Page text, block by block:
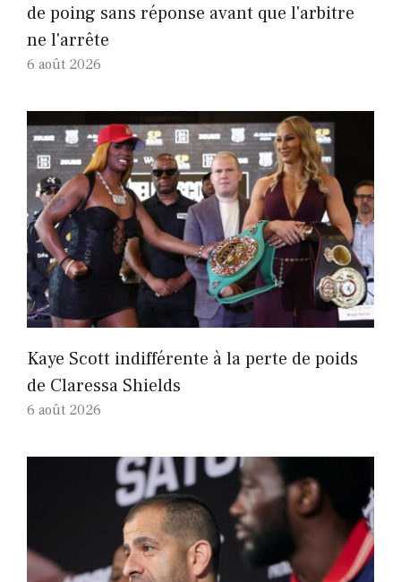
de poing sans réponse avant que l'arbitre
ne l'arrête
6 août 2026
Kaye Scott indifférente à la perte de poids
de Claressa Shields
6 août 2026